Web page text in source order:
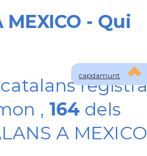
capdamunt
MEXICO - Qui
catalans
, 164 dels
A MEXICO